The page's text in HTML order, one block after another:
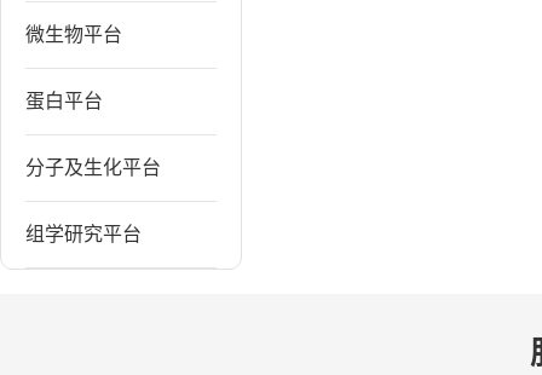
微生物平台
蛋白平台
分子及生化平台
组学研究平台